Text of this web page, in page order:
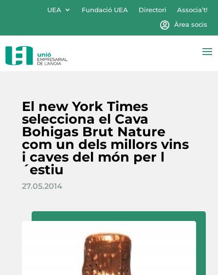
UEA Fundació UEA Directori
Associa’t!
Àrea socis
El new York Times
selecciona el Cava
Bohigas Brut Nature
com un dels millors vins
i caves del món per l
´estiu
27.05.2014